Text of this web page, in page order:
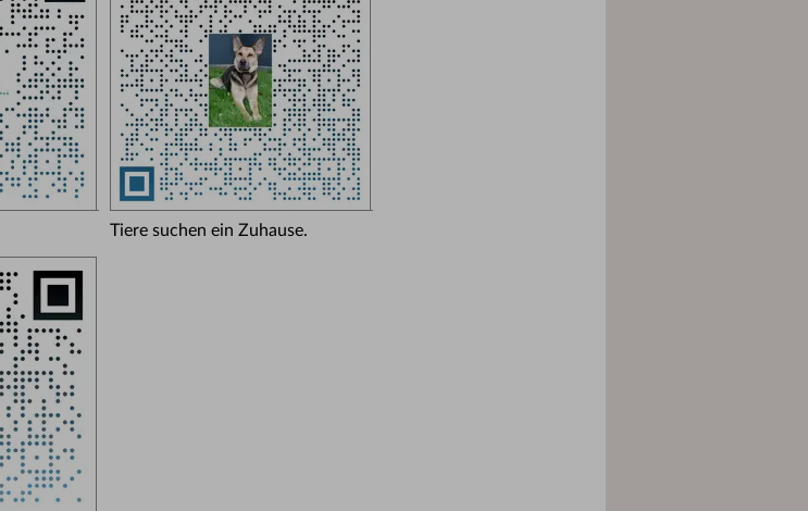
Tiere suchen ein Zuhause.